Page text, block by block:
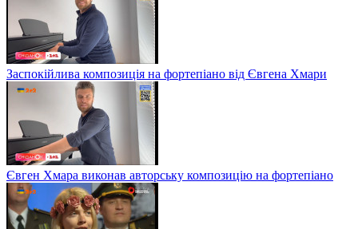
Заспокійлива композиція на фортепіано від Євгена Хмари
Євген Хмара виконав авторську композицію на фортепіано